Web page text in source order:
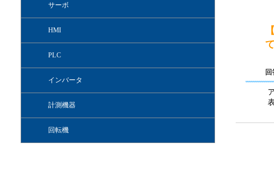
富士電機についてのトップ
へ
株主・投資家情報のトップ
へ
サステナビリティのトップ
へ
サーボ
HMI
PLC
インバータ
計測機器
回転機
回